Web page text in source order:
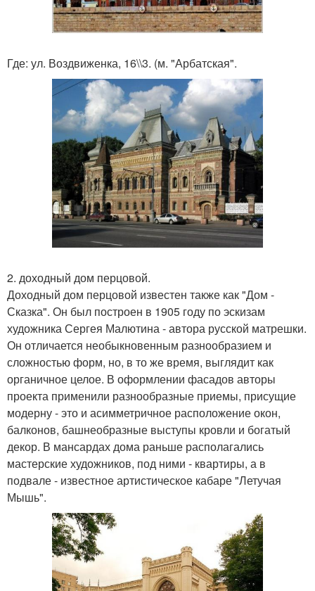
Где: ул. Воздвиженка, 16\\3. (м. "Арбатская".
2. доходный дом перцовой.
Доходный дом перцовой известен также как "Дом -
Сказка". Он был построен в 1905 году по эскизам
художника Сергея Малютина - автора русской матрешки.
Он отличается необыкновенным разнообразием и
сложностью форм, но, в то же время, выглядит как
органичное целое. В оформлении фасадов авторы
проекта применили разнообразные приемы, присущие
модерну - это и асимметричное расположение окон,
балконов, башнеобразные выступы кровли и богатый
декор. В мансардах дома раньше располагались
мастерские художников, под ними - квартиры, а в
подвале - известное артистическое кабаре "Летучая
Мышь".